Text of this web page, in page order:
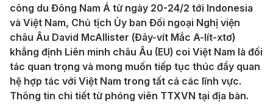
công du Đông Nam Á từ ngày 20-24/2 tới Indonesia
và Việt Nam, Chủ tịch Ủy ban Đối ngoại Nghị viện
châu Âu David McAllister (Đây-vít Mắc A-lít-xtơ)
khẳng định Liên minh châu Âu (EU) coi Việt Nam là đối
tác quan trọng và mong muốn tiếp tục thúc đẩy quan
hệ hợp tác với Việt Nam trong tất cả các lĩnh vực.
Thông tin chi tiết từ phóng viên TTXVN tại địa bàn.